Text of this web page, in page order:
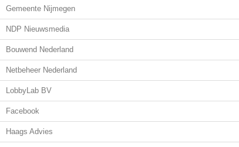
Gemeente Nijmegen
NDP Nieuwsmedia
Bouwend Nederland
Netbeheer Nederland
LobbyLab BV
Facebook
Haags Advies